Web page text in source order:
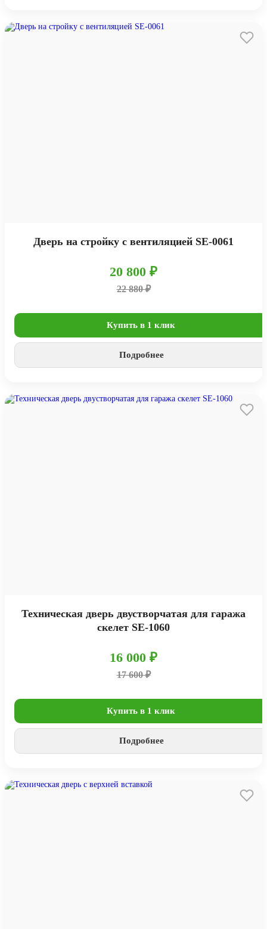
Дверь на стройку с вентиляцией SE-0061
20 800 ₽
22 880 ₽
Купить в 1 клик
Подробнее
Техническая дверь двустворчатая для гаража
скелет SE-1060
16 000 ₽
17 600 ₽
Купить в 1 клик
Подробнее